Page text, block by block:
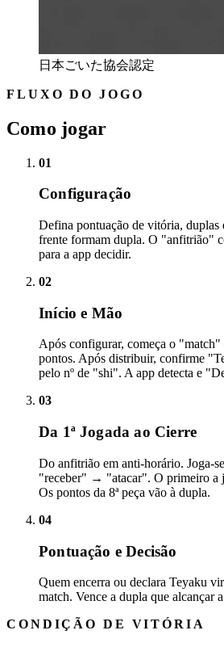
日本ごいた協会認定
FLUXO DO JOGO
Como jogar
01
Configuração
Defina pontuação de vitória, duplas
frente formam dupla. O "anfitrião"
para a app decidir.
02
Início e Mão
Após configurar, começa o
pontos. Após distribuir, confirme
pelo nº de "shi". A app detecta e
03
Da 1ª Jogada ao Cierre
Do anfitrião em anti-horário. Joga-
"receber" → "atacar". O primeiro a
Os pontos da 8ª peça vão à dupla.
04
Pontuação e Decisão
Quem encerra ou declara Teyaku
match. Vence a dupla que alcançar
CONDIÇÃO DE VITÓRIA